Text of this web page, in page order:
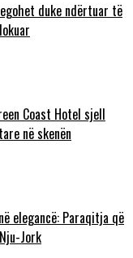
duke ndërtuar të
Coast Hotel sjell
në skenën
elegancë: Paraqitja që
Jork